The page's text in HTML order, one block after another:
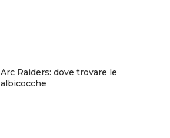
Arc Raiders: dove trovare le
albicocche